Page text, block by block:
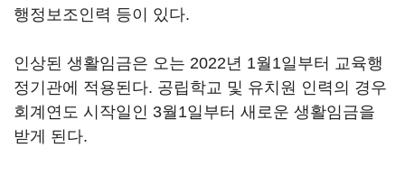
행정보조인력 등이 있다.
인상된 생활임금은 오는 2022년 1월1일부터 교육행
정기관에 적용된다. 공립학교 및 유치원 인력의 경우
회계연도 시작일인 3월1일부터 새로운 생활임금을
받게 된다.